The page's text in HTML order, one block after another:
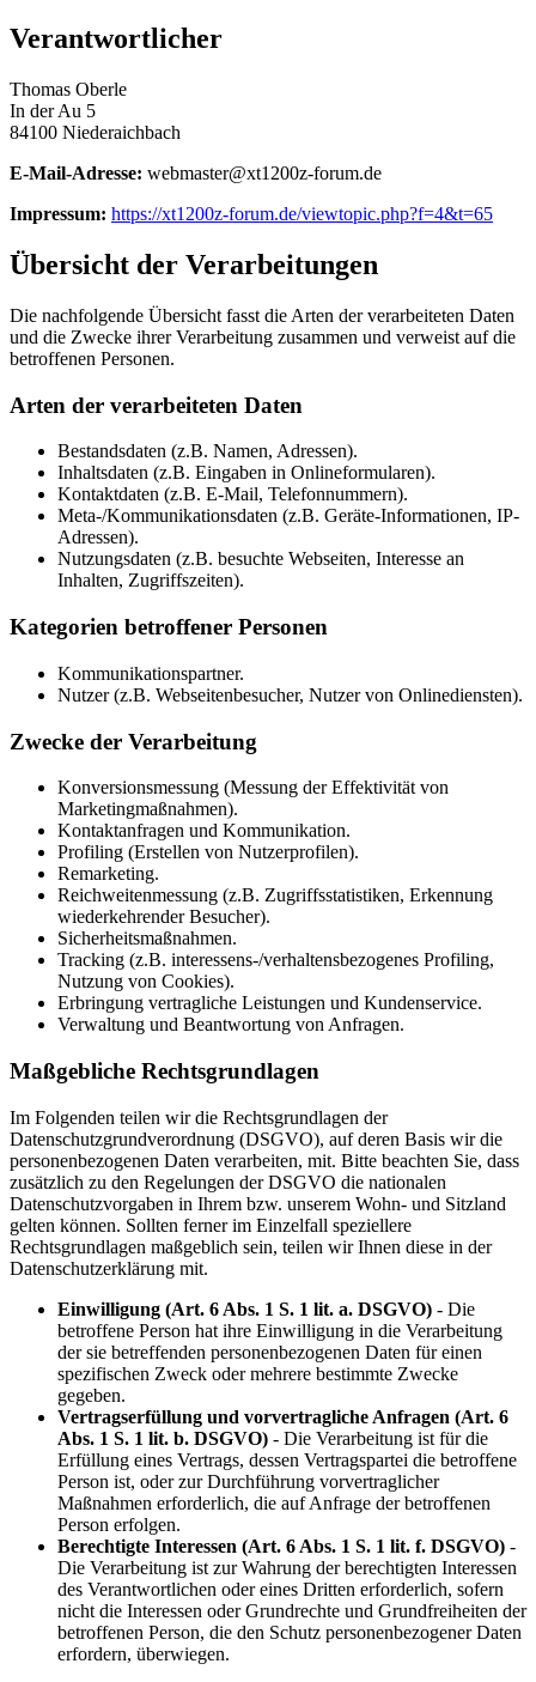
Verantwortlicher
Thomas Oberle
In der Au 5
84100 Niederaichbach
E-Mail-Adresse: webmaster@xt1200z-forum.de
Impressum: https://xt1200z-forum.de/viewtopic.php?f=4&t=65
Übersicht der Verarbeitungen
Die nachfolgende Übersicht fasst die Arten der verarbeiteten Daten
und die Zwecke ihrer Verarbeitung zusammen und verweist auf die
betroffenen Personen.
Arten der verarbeiteten Daten
Bestandsdaten (z.B. Namen, Adressen).
Inhaltsdaten (z.B. Eingaben in Onlineformularen).
Kontaktdaten (z.B. E-Mail, Telefonnummern).
Meta-/Kommunikationsdaten (z.B. Geräte-Informationen, IP-
Adressen).
Nutzungsdaten (z.B. besuchte Webseiten, Interesse an
Inhalten, Zugriffszeiten).
Kategorien betroffener Personen
Kommunikationspartner.
Nutzer (z.B. Webseitenbesucher, Nutzer von Onlinediensten).
Zwecke der Verarbeitung
Konversionsmessung (Messung der Effektivität von
Marketingmaßnahmen).
Kontaktanfragen und Kommunikation.
Profiling (Erstellen von Nutzerprofilen).
Remarketing.
Reichweitenmessung (z.B. Zugriffsstatistiken, Erkennung
wiederkehrender Besucher).
Sicherheitsmaßnahmen.
Tracking (z.B. interessens-/verhaltensbezogenes Profiling,
Nutzung von Cookies).
Erbringung vertragliche Leistungen und Kundenservice.
Verwaltung und Beantwortung von Anfragen.
Maßgebliche Rechtsgrundlagen
Im Folgenden teilen wir die Rechtsgrundlagen der
Datenschutzgrundverordnung (DSGVO), auf deren Basis wir die
personenbezogenen Daten verarbeiten, mit. Bitte beachten Sie, dass
zusätzlich zu den Regelungen der DSGVO die nationalen
Datenschutzvorgaben in Ihrem bzw. unserem Wohn- und Sitzland
gelten können. Sollten ferner im Einzelfall speziellere
Rechtsgrundlagen maßgeblich sein, teilen wir Ihnen diese in der
Datenschutzerklärung mit.
Einwilligung (Art. 6 Abs. 1 S. 1 lit. a. DSGVO) - Die
betroffene Person hat ihre Einwilligung in die Verarbeitung
der sie betreffenden personenbezogenen Daten für einen
spezifischen Zweck oder mehrere bestimmte Zwecke
gegeben.
Vertragserfüllung und vorvertragliche Anfragen (Art. 6
Abs. 1 S. 1 lit. b. DSGVO) - Die Verarbeitung ist für die
Erfüllung eines Vertrags, dessen Vertragspartei die betroffene
Person ist, oder zur Durchführung vorvertraglicher
Maßnahmen erforderlich, die auf Anfrage der betroffenen
Person erfolgen.
Berechtigte Interessen (Art. 6 Abs. 1 S. 1 lit. f. DSGVO) -
Die Verarbeitung ist zur Wahrung der berechtigten Interessen
des Verantwortlichen oder eines Dritten erforderlich, sofern
nicht die Interessen oder Grundrechte und Grundfreiheiten der
betroffenen Person, die den Schutz personenbezogener Daten
erfordern, überwiegen.